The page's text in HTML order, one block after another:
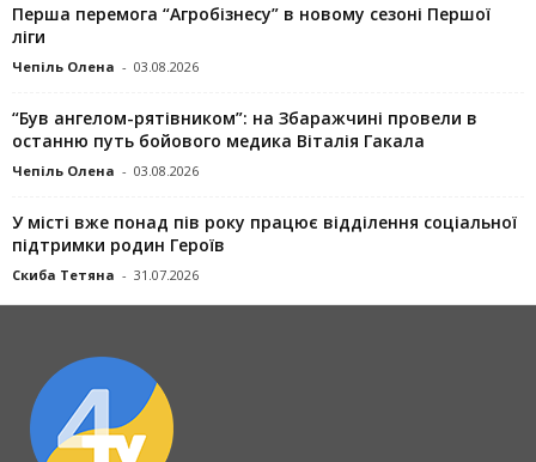
Перша перемога “Агробізнесу” в новому сезоні Першої
ліги
Чепіль Олена - 03.08.2026
“Був ангелом-рятівником”: на Збаражчині провели в
останню путь бойового медика Віталія Гакала
Чепіль Олена - 03.08.2026
У місті вже понад пів року працює відділення соціальної
підтримки родин Героїв
Скиба Тетяна - 31.07.2026